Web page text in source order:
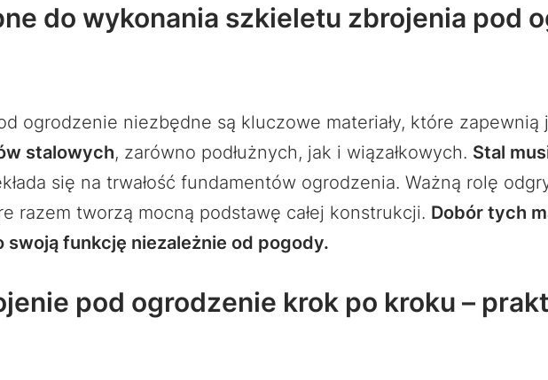
do wykonania szkieletu zbrojenia pod
ogrodzenie niezbędne są kluczowe materiały, które zapewnią
stalowych, zarówno podłużnych, jak i wiązałkowych. Stal
się na trwałość fundamentów ogrodzenia. Ważną rolę
razem tworzą mocną podstawę całej konstrukcji. Dobór tych
swoją funkcję niezależnie od pogody.
pod ogrodzenie krok po kroku –